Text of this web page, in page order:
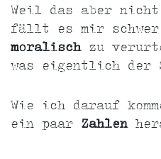
Weil das aber
fällt es mir schwer,
moralischzu
was eigentlich
Wie ich darauf
ein paar Zahlen